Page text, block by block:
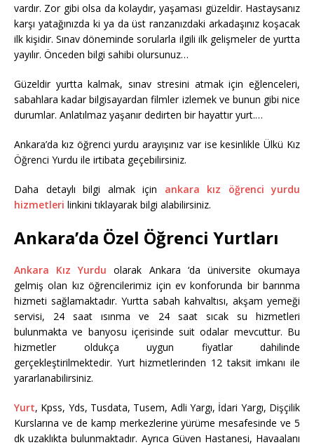
vardır. Zor gibi olsa da kolaydır, yaşaması güzeldir. Hastaysanız
karşı yatağınızda ki ya da üst ranzanızdaki arkadaşınız koşacak
ilk kişidir. Sınav döneminde sorularla ilgili ilk gelişmeler de yurtta
yayılır. Önceden bilgi sahibi olursunuz…
Güzeldir yurtta kalmak, sınav stresini atmak için eğlenceleri,
sabahlara kadar bilgisayardan filmler izlemek ve bunun gibi nice
durumlar. Anlatılmaz yaşanır dedirten bir hayattır yurt.…
Ankara’da kız öğrenci yurdu arayışınız var ise kesinlikle Ülkü Kız
Öğrenci Yurdu ile irtibata geçebilirsiniz.
Daha detaylı bilgi almak için ankara kız öğrenci yurdu
hizmetleri linkini tıklayarak bilgi alabilirsiniz.
Ankara’da Özel Öğrenci Yurtları
Ankara Kız Yurdu olarak Ankara ‘da üniversite okumaya
gelmiş olan kız öğrencilerimiz için ev konforunda bir barınma
hizmeti sağlamaktadır. Yurtta sabah kahvaltısı, akşam yemeği
servisi, 24 saat ısınma ve 24 saat sıcak su hizmetleri
bulunmakta ve banyosu içerisinde suit odalar mevcuttur. Bu
hizmetler oldukça uygun fiyatlar dahilinde
gerçekleştirilmektedir. Yurt hizmetlerinden 12 taksit imkanı ile
yararlanabilirsiniz.
Yurt, Kpss, Yds, Tusdata, Tusem, Adli Yargı, İdari Yargı, Dişçilik
Kurslarına ve de kamp merkezlerine yürüme mesafesinde ve 5
dk uzaklıkta bulunmaktadır. Ayrıca Güven Hastanesi, Havaalanı